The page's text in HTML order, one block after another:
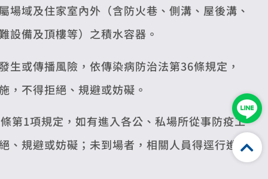
域及住家室內外（含防火巷、側溝、屋後溝、
設備及頂樓等）之積水容器。
或傳播風險，依傳染病防治法第36條規定，
，不得拒絕、規避或妨礙。
第1項規定，如有進入各公、私場所從事防疫工
、規避或妨礙；未到場者，相關人員得逕行進入